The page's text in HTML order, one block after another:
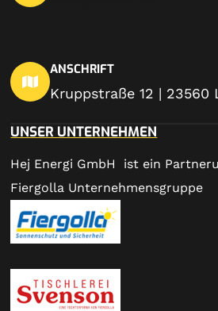
ANSCHRIFT
Kruppstraße 12 | 23560
UNSER UNTERNEHMEN
Hej Energi GmbH ist ein
Fiergolla Unternehmensgruppe